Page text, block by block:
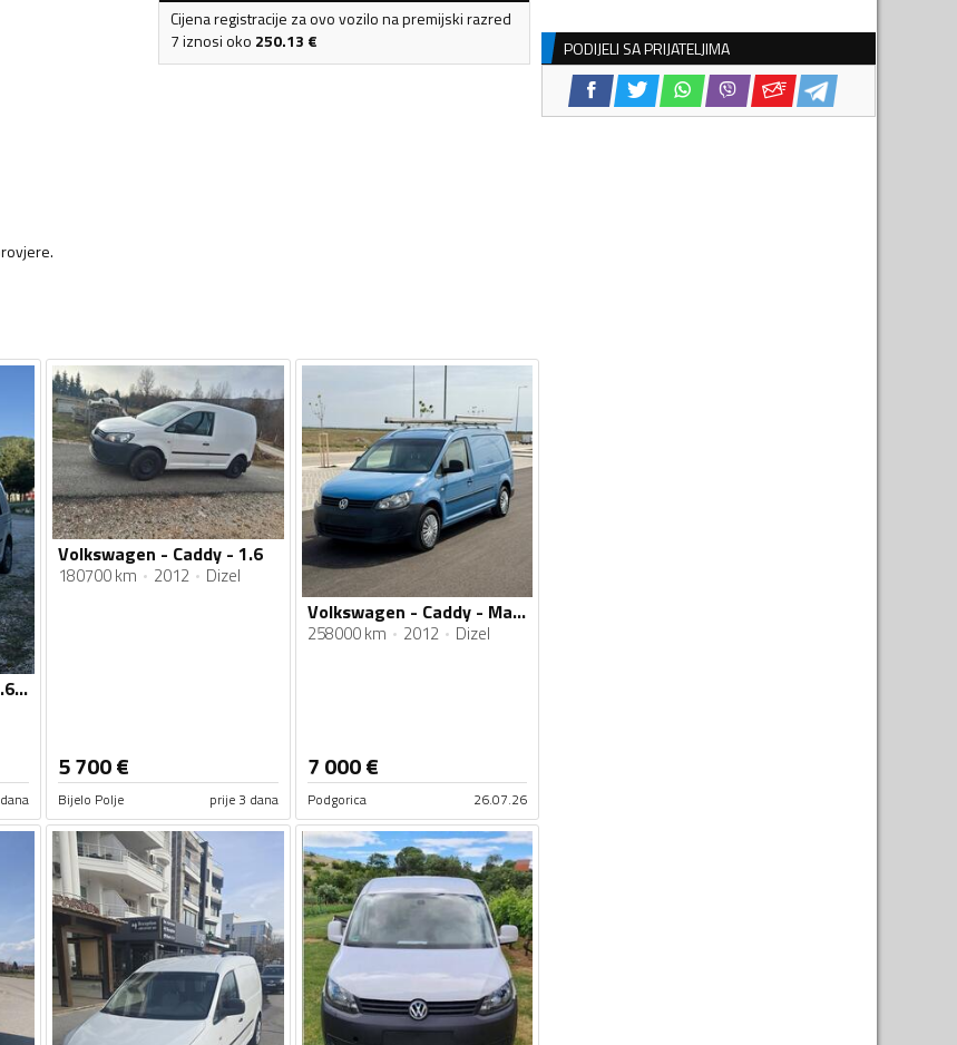
Cijena registracije za ovo vozilo na premijski razred
7 iznosi oko 250.13 €
Volkswagen - Caddy - 1.6TDI
Volkswagen - Caddy - 1.6
180700 km 2012 Dizel
5 700€
Bijelo Polje prije 3 dana
Volkswagen - Caddy - Maxi 1.6TDI
258000 km 2012 Dizel
7 000€
Podgorica 26.07.26
PODIJELI SA PRIJATELJIMA